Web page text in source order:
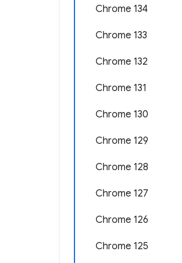
Chrome 134
Chrome 133
Chrome 132
Chrome 131
Chrome 130
Chrome 129
Chrome 128
Chrome 127
Chrome 126
Chrome 125